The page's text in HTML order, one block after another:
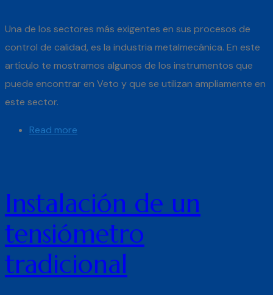
Una de los sectores más exigentes en sus procesos de
control de calidad, es la industria metalmecánica. En este
artículo te mostramos algunos de los instrumentos que
puede encontrar en Veto y que se utilizan ampliamente en
este sector.
Read more
Instalación de un
tensiómetro
tradicional